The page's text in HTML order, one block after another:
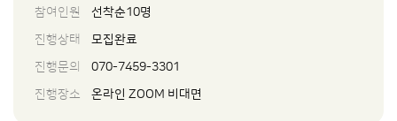
참여인원
선착순10명
진행상태
모집완료
진행문의
070-7459-3301
진행장소
온라인 ZOOM 비대면